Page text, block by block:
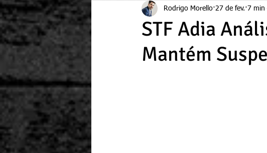
STF Adia
Mantém
Rodrigo Morello 27 de fev. 7 min